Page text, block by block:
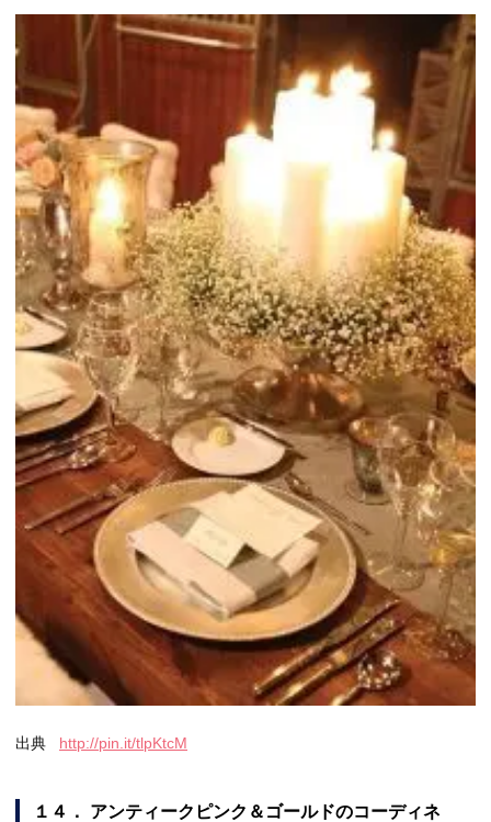
出典 http://pin.it/tlpKtcM
１４． アンティークピンク＆ゴールドのコーディネ